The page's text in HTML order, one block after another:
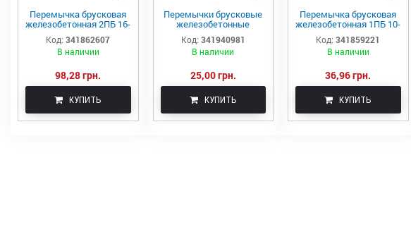
Перемычка брусковая
железобетонная 2ПБ 16-
1-п
Код: 341862607
В наличии
98,28 грн.
КУПИТЬ
Перемычки брусковые
железобетонные
Стромат
Код: 341940981
В наличии
25,00 грн.
КУПИТЬ
Перемычка брусковая
железобетонная 1ПБ 10-
1
Код: 341859221
В наличии
36,96 грн.
КУПИТЬ